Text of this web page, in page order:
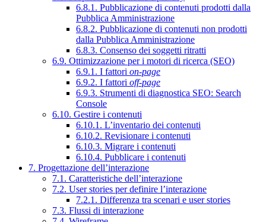
6.8.1. Pubblicazione di contenuti prodotti dalla
Pubblica Amministrazione
6.8.2. Pubblicazione di contenuti non prodotti
dalla Pubblica Amministrazione
6.8.3. Consenso dei soggetti ritratti
6.9. Ottimizzazione per i motori di ricerca (SEO)
6.9.1. I fattori on-page
6.9.2. I fattori off-page
6.9.3. Strumenti di diagnostica SEO: Search
Console
6.10. Gestire i contenuti
6.10.1. L’inventario dei contenuti
6.10.2. Revisionare i contenuti
6.10.3. Migrare i contenuti
6.10.4. Pubblicare i contenuti
7. Progettazione dell’interazione
7.1. Caratteristiche dell’interazione
7.2. User stories per definire l’interazione
7.2.1. Differenza tra scenari e user stories
7.3. Flussi di interazione